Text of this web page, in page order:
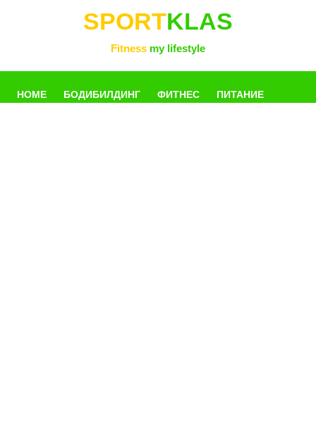
SPORTKLAS
Fitness my lifestyle
HOME БОДИБИЛДИНГ ФИТНЕС ПИТАНИЕ